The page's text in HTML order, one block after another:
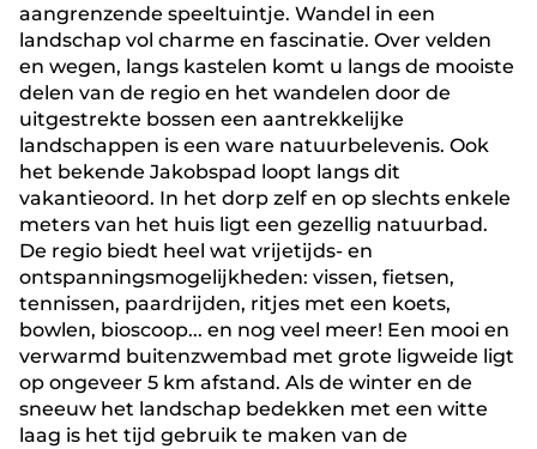
aangrenzende speeltuintje. Wandel in een
landschap vol charme en fascinatie. Over velden
en wegen, langs kastelen komt u langs de mooiste
delen van de regio en het wandelen door de
uitgestrekte bossen een aantrekkelijke
landschappen is een ware natuurbelevenis. Ook
het bekende Jakobspad loopt langs dit
vakantieoord. In het dorp zelf en op slechts enkele
meters van het huis ligt een gezellig natuurbad.
De regio biedt heel wat vrijetijds- en
ontspanningsmogelijkheden: vissen, fietsen,
tennissen, paardrijden, ritjes met een koets,
bowlen, bioscoop... en nog veel meer! Een mooi en
verwarmd buitenzwembad met grote ligweide ligt
op ongeveer 5 km afstand. Als de winter en de
sneeuw het landschap bedekken met een witte
laag is het tijd gebruik te maken van de